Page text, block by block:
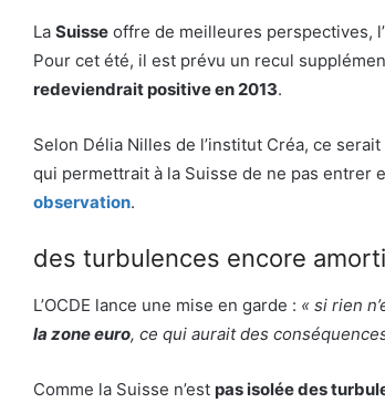
La Suisse offre de meilleures perspectives,
Pour cet été, il est prévu un recul
redeviendrait positive en 2013.
Selon Délia Nilles de l’institut Créa, ce
qui permettrait à la Suisse de ne pas entrer
observation.
des turbulences encore
L’OCDE lance une mise en garde : « si rien
la zone euro, ce qui aurait des
Comme la Suisse n’est pas isolée des